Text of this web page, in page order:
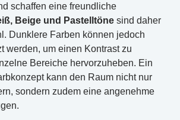
schaffen eine freundliche
Beige und Pastelltöne sind daher
Dunklere Farben können jedoch
werden, um einen Kontrast zu
Bereiche hervorzuheben. Ein
kann den Raum nicht nur
sondern zudem eine angenehme